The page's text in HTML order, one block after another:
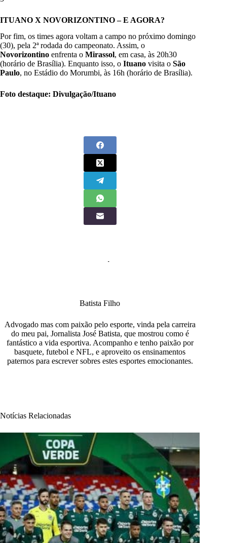
ITUANO X NOVORIZONTINO – E AGORA?
Por fim, os times agora voltam a campo no próximo domingo
(30), pela 2ª rodada do campeonato. Assim, o
Novorizontino enfrenta o Mirassol, em casa, às 20h30
(horário de Brasília). Enquanto isso, o Ituano visita o São
Paulo, no Estádio do Morumbi, às 16h (horário de Brasília).
Foto destaque: Divulgação/Ituano
Batista Filho
Advogado mas com paixão pelo esporte, vinda pela carreira
do meu pai, Jornalista José Batista, que mostrou como é
fantástico a vida esportiva. Acompanho e tenho paixão por
basquete, futebol e NFL, e aproveito os ensinamentos
paternos para escrever sobres estes esportes emocionantes.
Notícias Relacionadas